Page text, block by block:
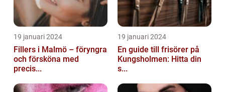
19 januari 2024
Fillers i Malmö – föryngra
och försköna med
precis...
19 januari 2024
En guide till frisörer på
Kungsholmen: Hitta din
s...